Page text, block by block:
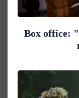
Box office: